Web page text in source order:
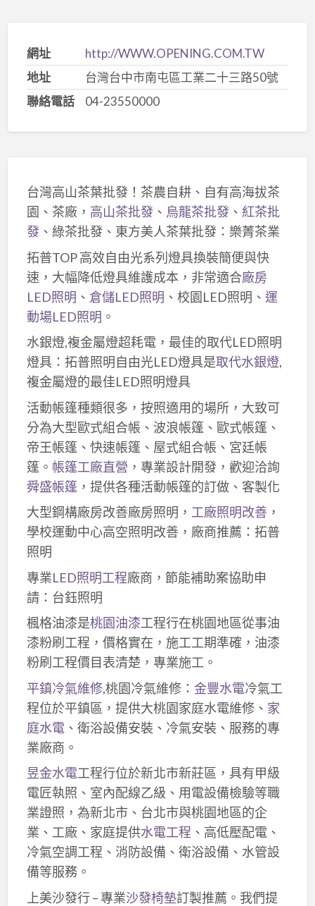
網址
http://WWW.OPENING.COM.TW
地址
台灣台中市南屯區工業二十三路50號
聯絡電話
04-23550000
台灣高山茶葉批發！茶農自耕、自有高海拔茶
園、茶廠， 高山茶批發、 烏龍茶批發、 紅茶批
發、綠茶批發、東方美人茶葉批發：樂菁茶業
拓普TOP 高效自由光系列燈具換裝簡便與快
速，大幅降低燈具維護成本，非常適合廠房
LED照明 、 倉儲LED照明 、校園LED照明、 運
動場LED照明 。
水銀燈,複金屬燈超耗電，最佳的取代LED照明
燈具：拓普照明自由光LED燈具是取代水銀燈,
複金屬燈的最佳LED照明燈具
活動帳篷種類很多，按照適用的場所，大致可
分為大型歐式組合帳、波浪帳篷、歐式帳篷、
帝王帳篷、快速帳篷、屋式組合帳、宮廷帳
篷。 帳篷工廠直營 ，專業設計開發，歡迎洽詢
舜盛帳篷，提供各種活動帳篷的訂做、客製化
大型鋼構廠房改善廠房照明， 工廠照明改善，
學校運動中心高空照明改善，廠商推薦：拓普
照明
專業LED照明工程廠商，節能補助案協助申
請：台鈺照明
楓格油漆是桃園油漆工程行在桃園地區從事油
漆粉刷工程，價格實在，施工工期準確，油漆
粉刷工程價目表清楚，專業施工。
平鎮冷氣維修,桃園冷氣維修： 金豐水電冷氣工
程位於平鎮區，提供大桃園家庭水電維修、 家
庭水電、衛浴設備安裝、冷氣安裝、服務的專
業廠商。
昱金水電工程行位於新北市新莊區，具有甲級
電匠執照、室內配線乙級、用電設備檢驗等職
業證照，為新北市、台北市與桃園地區的企
業、工廠、家庭提供水電工程 、高低壓配電、
冷氣空調工程、消防設備、衛浴設備、水管設
備等服務。
上美沙發行 – 專業沙發椅墊訂製推薦。我們提